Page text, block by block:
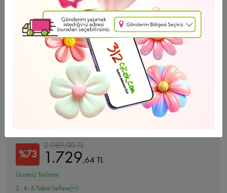
%73
2.989,00 TL
1.729,64 TL
Ücretsiz Teslimat
2 - 4 - 6 Taksit Se?enei